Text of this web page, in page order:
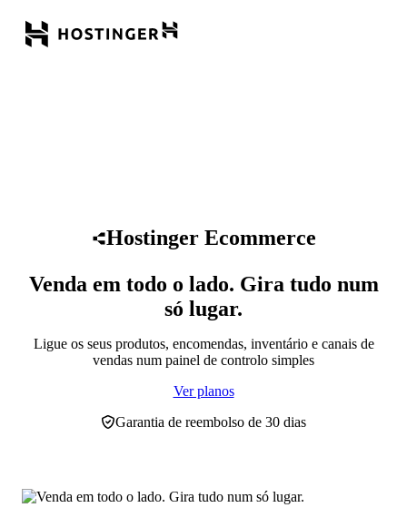
Hostinger Ecommerce
Venda em todo o lado. Gira tudo num
só lugar.
Ligue os seus produtos, encomendas, inventário e canais de
vendas num painel de controlo simples
Ver planos
Garantia de reembolso de 30 dias